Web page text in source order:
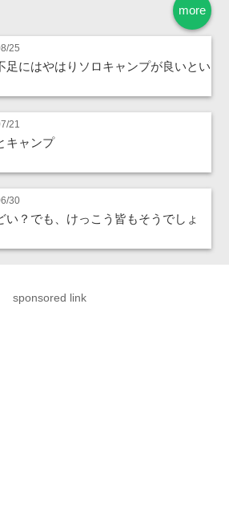
more
25
足にはやはりソロキャンプが良いとい
21
キャンプ
30
い？でも、けっこう皆もそうでしょ
sponsored link